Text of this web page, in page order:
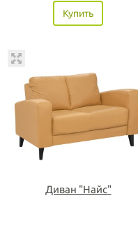
Купить
Диван "Найс"